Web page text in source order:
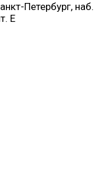
Петербург, наб.
Е